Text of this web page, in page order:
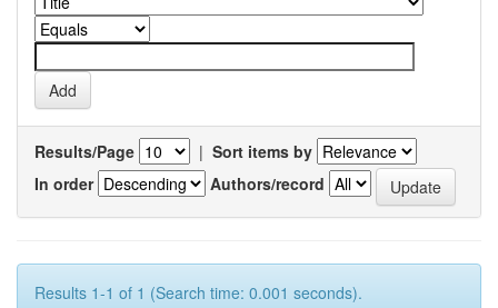
Results/Page | Sort items by
In order
Authors/record
Results 1-1 of 1 (Search time: 0.001 seconds).